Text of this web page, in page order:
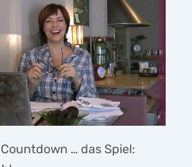
… das Spiel: